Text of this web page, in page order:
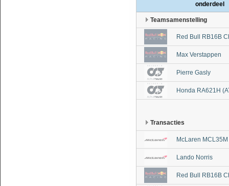
onderdeel
Teamsamenstelling
Red Bull RB16B
Max Verstappen
Pierre Gasly
Honda RA621H
Transacties
McLaren
Lando Norris
Red Bull RB16B